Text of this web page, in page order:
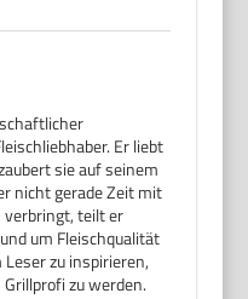
Er liebt
sie auf seinem
nicht gerade Zeit mit
teilt er
um Fleischqualität
zu inspirieren,
zu werden.